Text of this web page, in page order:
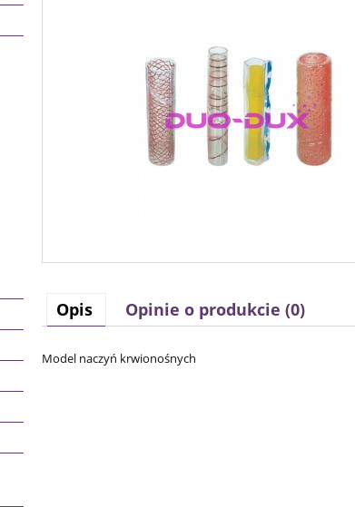
Opis Opinie o produkcie (0)
Model naczyń krwionośnych